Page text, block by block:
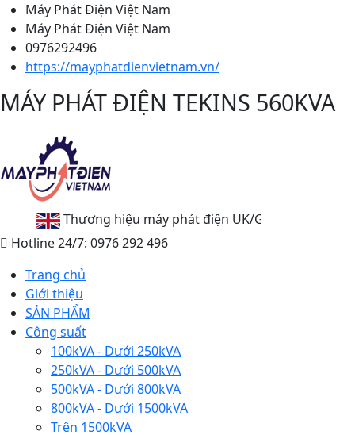
Máy Phát Điện Việt Nam
Máy Phát Điện Việt Nam
0976292496
https://mayphatdienvietnam.vn/
MÁY PHÁT ĐIỆN TEKINS 560KVA
hiệu máy phát điện UK/G7
Hotline 24/7: 0976 292 496
Trang chủ
Giới thiệu
SẢN PHẨM
Công suất
100kVA - Dưới 250kVA
250kVA - Dưới 500kVA
500kVA - Dưới 800kVA
800kVA - Dưới 1500kVA
Trên 1500kVA